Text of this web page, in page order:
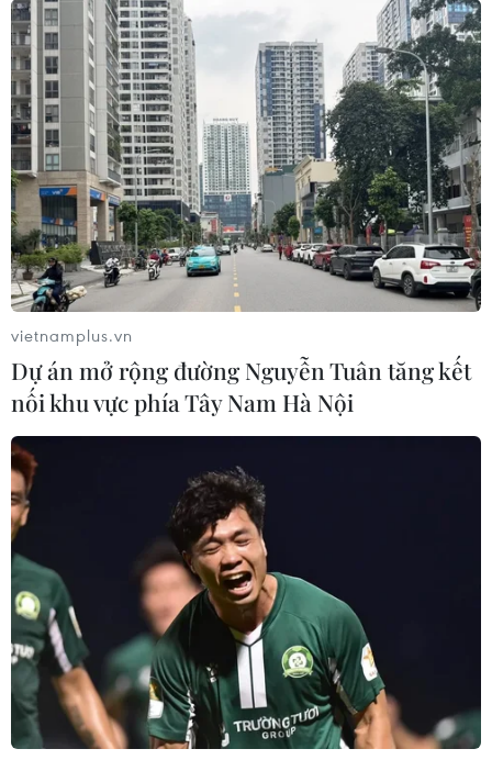
vietnamplus.vn
Dự án mở rộng đường Nguyễn Tuân tăng kết
nối khu vực phía Tây Nam Hà Nội